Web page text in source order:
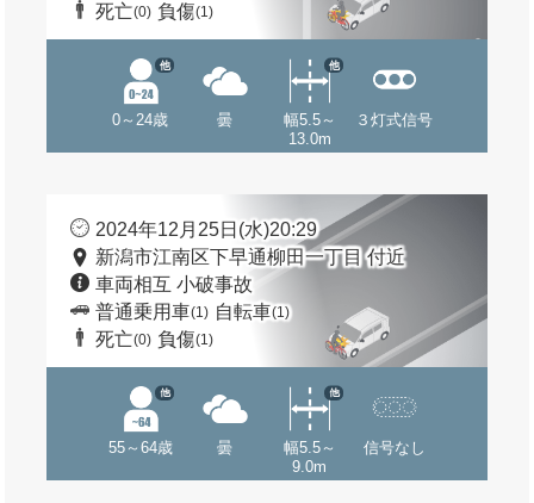
死亡(0) 負傷(1)
0～24歳
他
曇
幅5.5～
13.0m
他
３灯式信号
2024年12月25日(水)20:29
新潟市江南区下早通柳田一丁目 付近
車両相互 小破事故
普通乗用車(1) 自転車(1)
死亡(0) 負傷(1)
55～64歳
他
曇
幅5.5～
9.0m
他
信号なし